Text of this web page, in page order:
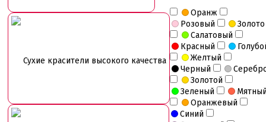
Сухие красители высокого качества
Оранж
Розовый
Золото
Салатовый
Красный
Желтый
Черный
Золотой
Зеленый
Оранжевый
Синий